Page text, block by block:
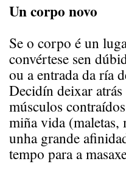
Un corpo novo
Se o corpo é un
convértese sen
ou a entrada da ría
Decidín deixar atrás
músculos
miña vida (maletas,
unha grande
tempo para a